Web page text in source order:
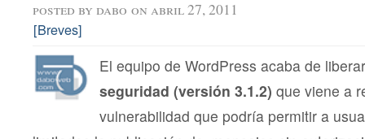
posted by dabo on abril 27, 2011
[Breves]
El equipo de WordPress acaba de
seguridad (versión 3.1.2) que viene a
vulnerabilidad que podría permitir a